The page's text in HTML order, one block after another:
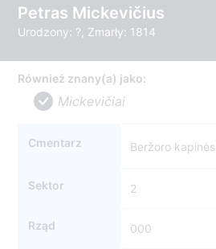
Petras Mickevičius
Urodzony: ?, Zmarły: 1814
Również znany(a) jako:
Mickevičiai
Cmentarz Beržoro kapinės
Sektor 2
Rząd 000